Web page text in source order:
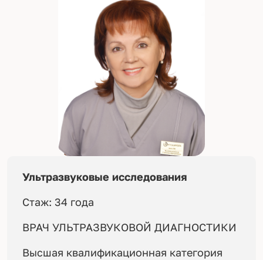
Ультразвуковые исследования
Стаж: 34 года
ВРАЧ УЛЬТРАЗВУКОВОЙ ДИАГНОСТИКИ
Высшая квалификационная категория